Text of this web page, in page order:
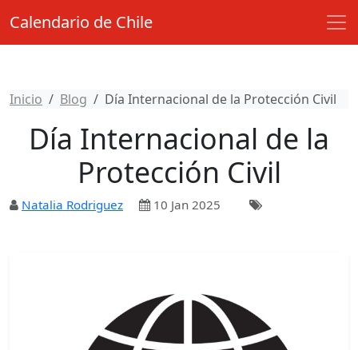
Calendario de Chile
Inicio Blog Día Internacional de la Protección Civil
Día Internacional de la
Protección Civil
Natalia Rodriguez 10 Jan 2025